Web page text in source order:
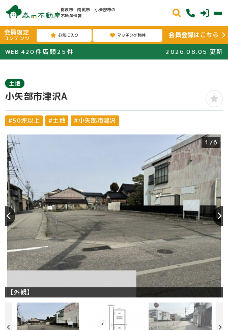
砺波市・南砺市・小矢部市の
不動産情報
会員限定
コンテンツ お気に入り マッチング物件
会員登録はこちら
WEB 420 件店頭25 件 2026.08.05 更新
土地
小矢部市津沢A
#50坪以上 #土地 #小矢部市津沢
1 /6
【外観】